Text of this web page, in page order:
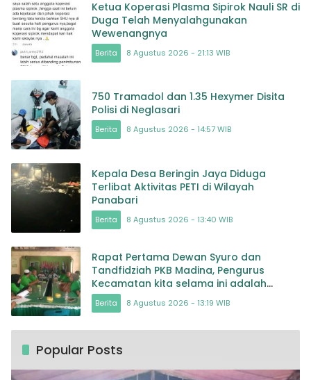
Ketua Koperasi Plasma Sipirok Nauli SR di
Duga Telah Menyalahgunakan
Wewenangnya
Berita 8 Agustus 2026 - 21:13 WIB
750 Tramadol dan 1.35 Hexymer Disita
Polisi di Neglasari
Berita 8 Agustus 2026 - 14:57 WIB
Kepala Desa Beringin Jaya Diduga
Terlibat Aktivitas PETI di Wilayah
Panabari
Berita 8 Agustus 2026 - 13:40 WIB
Rapat Pertama Dewan Syuro dan
Tandfidziah PKB Madina, Pengurus
Kecamatan kita selama ini adalah
Tokoh
Berita 8 Agustus 2026 - 13:19 WIB
Popular Posts